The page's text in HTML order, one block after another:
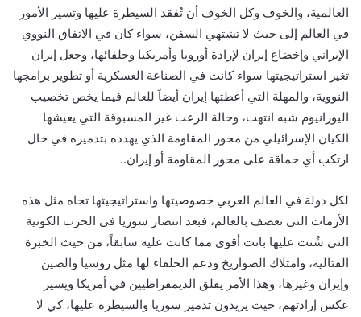
العالمية، والخوف وكل الخوف أن تُفقد السيطرة عليها وتسير الأمور
في العالم إلى حيث لا تشتهي السفن، سواء كان في الاتفاق النووي
الإيراني وإخضاع إيران لإرادة أوروبا وأمريكيا وحلفائها، وجعل إيران
تغير استراتيجيتها سواء كانت في الصناعة العسكرية أو تطوير برامجها
النووية، والمهلة التي أعطتها إيران أيضاً للعالم فيما يخص تخصيب
اليورانيوم شبه انتهت، وحالة الرعب غير المسبوقة التي يعيشها
الكيان الإسرائيلي من محور المقاومة الذي يهدده بتدميره في حال
ارتكب أي حماقة على محور المقاومة أو إيران..
لكل دولة في العالم العربي خصوصيتها واستراتيجيتها تجاه مثل هذه
الأزمات التي تعصف بالعالم، فبعد انتصار سوريا في الحرب الكونية
التي شُنت عليها باتت أقوى مما كانت عليه سابقاً، من حيث الخبرة
القتالية، وامتلاك الصواريخ ودعم الحلفاء لها مثل روسيا والصين
وإيران وغيرها، وهذا الأمر يقلق الديمقراطيين في أمريكا ويسير
عكس إرادتهم، حيث يريدون تدمير سوريا والسيطرة عليها، كي لا